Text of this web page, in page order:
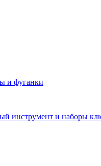
и фуганки
инструмент и наборы